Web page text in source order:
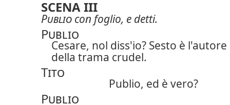
SCENA III
Publio con foglio, e detti.
Publio
Cesare, nol diss'io? Sesto è l'autore
della trama crudel.
Tito
Publio, ed è vero?
Publio